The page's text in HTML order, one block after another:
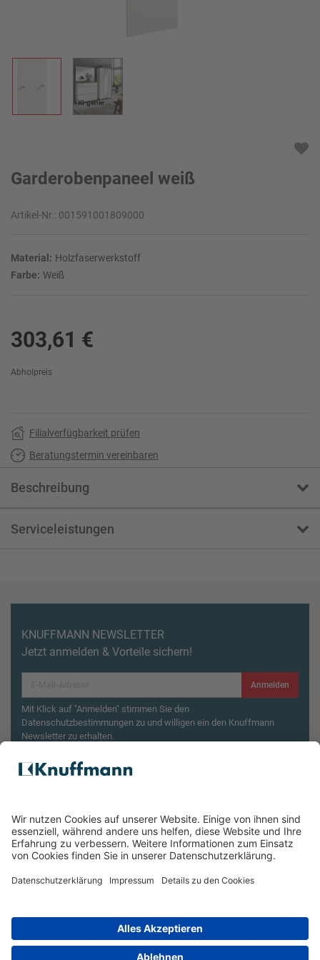
KI-generiert
Garderobenpaneel weiß
Artikel-Nr.: 001591001809000
Material: Holzfaserwerkstoff
Farbe: Weiß
303,61 €
Abholpreis
Filialverfügbarkeit prüfen
Beratungstermin vereinbaren
Beschreibung
Serviceleistungen
KNUFFMANN NEWSLETTER
Jetzt anmelden & Vorteile sichern!
Anmelden
Mit Klick auf "Anmelden" stimmen Sie den
Datenschutzbestimmungen zu und willigen ein den Knuffmann
Newsletter zu erhalten.
Aktionsbedingungen¹
Wasserkocher